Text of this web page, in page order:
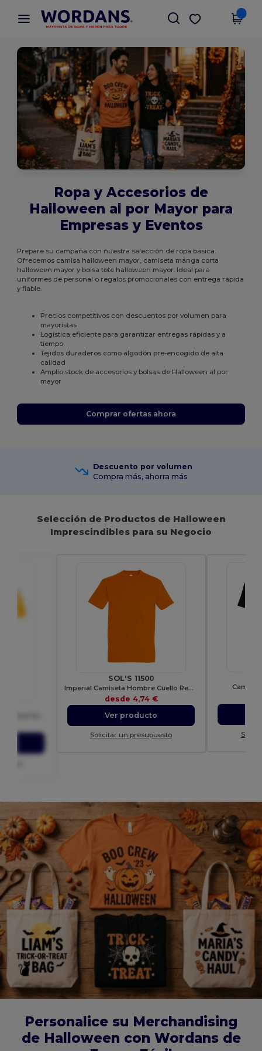
× App de Wordans
¡Mejores precios en app!
Descargar app
Ropa y Accesorios de
Halloween al por Mayor para
Empresas y Eventos
Prepare su campaña con nuestra selección de ropa básica.
Ofrecemos camisa halloween mayor, camiseta manga corta
halloween mayor y bolsa tote halloween mayor. Ideal para
uniformes de personal o regalos promocionales con entrega rápida
y fiable.
Precios competitivos con descuentos por volumen para
mayoristas
Logística eficiente para garantizar entregas rápidas y a
tiempo
Tejidos duraderos como algodón pre-encogido de alta
calidad
Amplio stock de accesorios y bolsas de Halloween al por
mayor
Comprar ofertas ahora
Descuento por volumen
Compra más, ahorra más
Selección de Productos de Halloween
Imprescindibles para su Negocio
SOL'S 11500
Imperial Camiseta Hombre Cuello Redondo
desde 4,74 €
Ver producto
Solicitar un presupuesto
Personalice su Merchandising
de Halloween con Wordans de